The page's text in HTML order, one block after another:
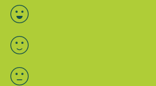
Bewertung auswählen